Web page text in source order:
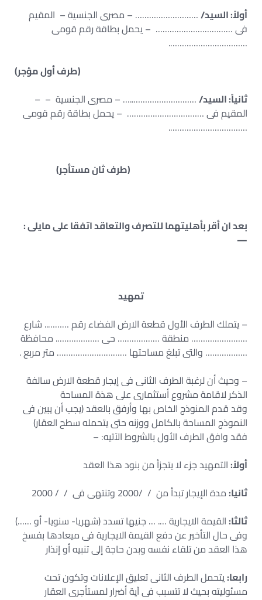
أولاً: السيد/……………………… – مصرى الجنسية – المقيم
فى …………………………… – يحمل بطاقة رقم قومى
…………………………….
(طرف أول مؤجر)
ثانياً: السيد/………………………..… – مصرى الجنسية – –
المقيم فى …………………………… – يحمل بطاقة رقم قومى
…………………………….
(طرف ثان مستأجر)
بعد ان أقر بأهليتهما للتصرف والتعاقد اتفقا على مايلى :
—
تمهيد
– يتملك الطرف الأول قطعة الارض الفضاء رقم ……….. شارع
…………………… منطقة ……………… حى ………………. محافظة
……………… والتى تبلغ مساحتها ………………………… متر مربع .
– وحيث أن لرغبة الطرف الثانى فى إيجار قطعة الارض سالفة
الذكر لاقامة مشروع أستثمارى على هذة المساحة
وقد قدم المنوذج الخاص بها وأرفق بالعقد (يجب أن يبين فى
النموذج المساحة بالكامل ووزنه حتى يتحمله سطح العقار)
فقد وافق الطرف الأول بالشروط الآتيه: –
أولاً:التمهيد جزء لا يتجزأ من بنود هذا العقد
ثانيا:مدة الإيجار تبدأ من / /2000 وتنتهى فى / / 2000
ثالثا:القيمة الايجارية …. … جنيها تسدد (شهريا- سنويا- أو ……)
وفى حال التأخير عن دفع القيمة الايجارية فى ميعادها بفسخ
هذا العقد من تلقاء نفسه وبدن حاجة إلى تنبيه أو إنذار
رابعا:يتحمل الطرف الثانى تعليق الإعلانات وتكون تحت
مسئوليته بحيث لا تتسبب فى آية أضرار لمستأجرى العقار